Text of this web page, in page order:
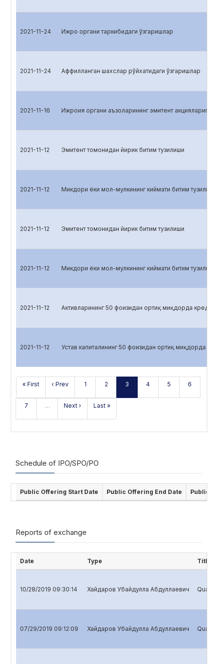
2021-11-24 Ижро органи таркибидаги ўзгаришлар
2021-11-24 Аффилланган шахслар рўйхатидаги ўзгаришлар
2021-11-16 Ижроия органи аъзоларининг эмитент акцияларига
2021-11-12 Эмитент томонидан йирик битим тузилиши
2021-11-12 Микдори ёки мол-мулкининг киймати битим тузилган
2021-11-12 Эмитент томонидан йирик битим тузилиши
2021-11-12 Микдори ёки мол-мулкининг киймати битим тузилган
2021-11-12 Активларининг 50 фоизидан ортиқ миқдорда кредит
2021-11-12 Устав капиталининг 50 фоизидан ортиқ миқдорда
« First ‹ Prev 1 2 3 4 5 6
7 … Next › Last »
Schedule of IPO/SPO/PO
Public Offering Start Date Public Offering End Date Public
Reports of exchange
Date Type Title
10/28/2019 09:30:14 Хайдаров Убайдулла Абдуллаевич
07/29/2019 09:12:09 Хайдаров Убайдулла Абдуллаевич